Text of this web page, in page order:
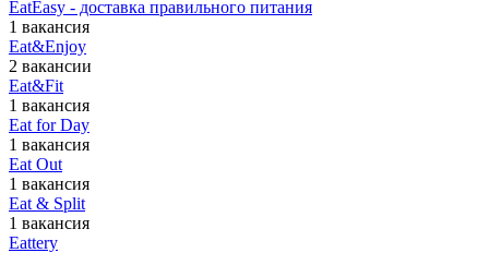
EatEasy - доставка правильного питания
1 вакансия
Eat&Enjoy
2 вакансии
Eat&Fit
1 вакансия
Eat for Day
1 вакансия
Eat Out
1 вакансия
Eat & Split
1 вакансия
Eattery